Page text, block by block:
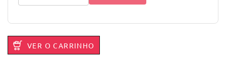
VER O CARRINHO